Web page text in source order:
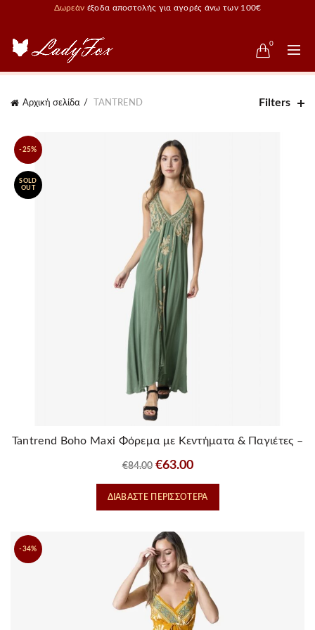
Δωρεάν έξοδα αποστολής για αγορές άνω των 100€
0
Αρχική σελίδα TANTREND Filters
-25%
SOLD
OUT
Tantrend Boho Maxi Φόρεμα με Κεντήματα & Παγιέτες –
€84.00 Original
price
was:
€63.00Η
τρέχουσα
τιμή
ΔΙΑΒΆΣΤΕ ΠΕΡΙΣΣΌΤΕΡΑ
-34%